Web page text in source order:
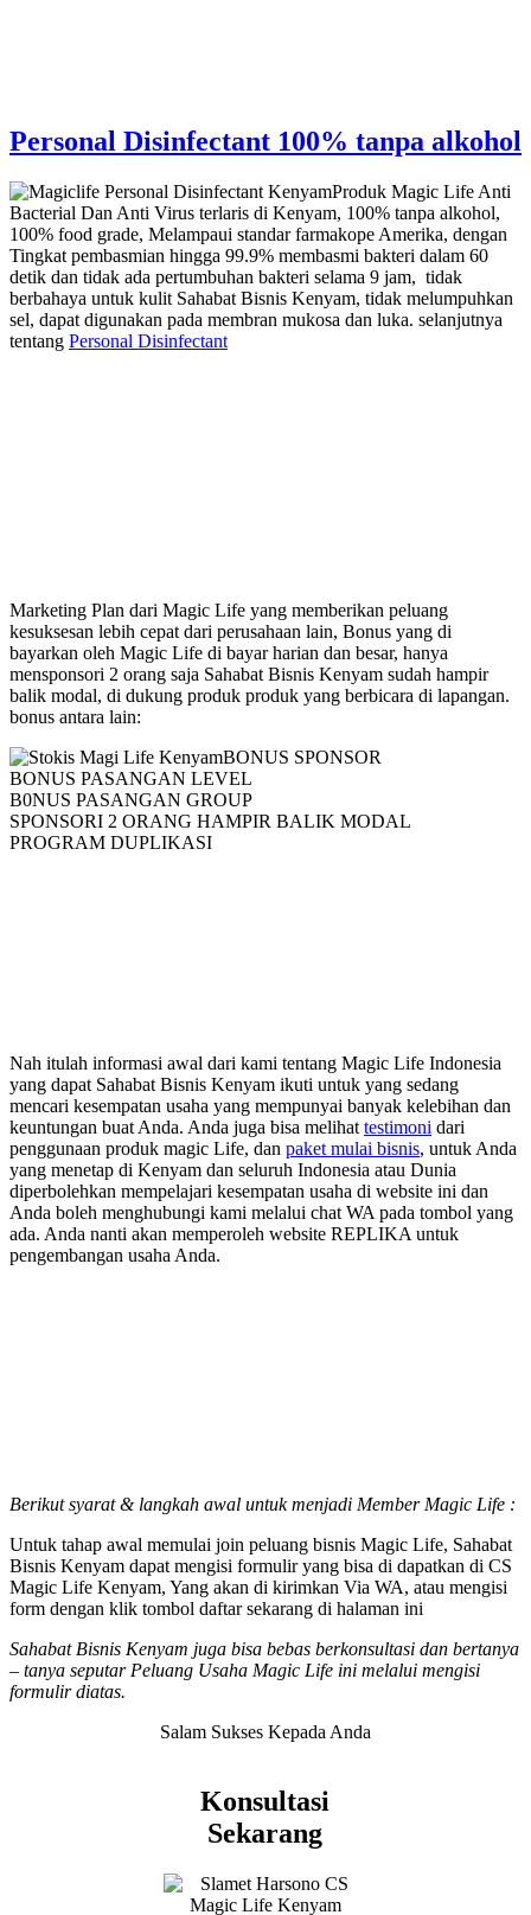
Personal Disinfectant 100% tanpa alkohol
Produk Magic Life Anti
Bacterial Dan Anti Virus terlaris di Kenyam, 100% tanpa alkohol,
100% food grade, Melampaui standar farmakope Amerika, dengan
Tingkat pembasmian hingga 99.9% membasmi bakteri dalam 60
detik dan tidak ada pertumbuhan bakteri selama 9 jam, tidak
berbahaya untuk kulit Sahabat Bisnis Kenyam, tidak melumpuhkan
sel, dapat digunakan pada membran mukosa dan luka. selanjutnya
tentang Personal Disinfectant
Marketing Plan dari Magic Life yang memberikan peluang
kesuksesan lebih cepat dari perusahaan lain, Bonus yang di
bayarkan oleh Magic Life di bayar harian dan besar, hanya
mensponsori 2 orang saja Sahabat Bisnis Kenyam sudah hampir
balik modal, di dukung produk produk yang berbicara di lapangan.
bonus antara lain:
BONUS SPONSOR
BONUS PASANGAN LEVEL
B0NUS PASANGAN GROUP
SPONSORI 2 ORANG HAMPIR BALIK MODAL
PROGRAM DUPLIKASI
Nah itulah informasi awal dari kami tentang Magic Life Indonesia
yang dapat Sahabat Bisnis Kenyam ikuti untuk yang sedang
mencari kesempatan usaha yang mempunyai banyak kelebihan dan
keuntungan buat Anda. Anda juga bisa melihat testimoni dari
penggunaan produk magic Life, dan paket mulai bisnis, untuk Anda
yang menetap di Kenyam dan seluruh Indonesia atau Dunia
diperbolehkan mempelajari kesempatan usaha di website ini dan
Anda boleh menghubungi kami melalui chat WA pada tombol yang
ada. Anda nanti akan memperoleh website REPLIKA untuk
pengembangan usaha Anda.
Berikut syarat & langkah awal untuk menjadi Member Magic Life :
Untuk tahap awal memulai join peluang bisnis Magic Life, Sahabat
Bisnis Kenyam dapat mengisi formulir yang bisa di dapatkan di CS
Magic Life Kenyam, Yang akan di kirimkan Via WA, atau mengisi
form dengan klik tombol daftar sekarang di halaman ini
Sahabat Bisnis Kenyam juga bisa bebas berkonsultasi dan bertanya
– tanya seputar Peluang Usaha Magic Life ini melalui mengisi
formulir diatas.
Salam Sukses Kepada Anda
Konsultasi
Sekarang